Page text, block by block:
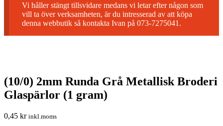
Vi håller stängt tillsvidare medans vi letar efter någon som
vill ta över verksamheten, är du intresserad av att köpa
denna webbutik så kontakta Ivan på 073-7275041.
(10/0) 2mm Runda Grå Metallisk Broderi
Glaspärlor (1 gram)
0,45 kr inkl.moms